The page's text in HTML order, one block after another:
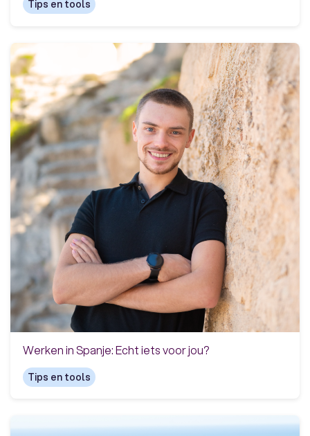
Tips en tools
Werken in Spanje: Echt iets voor jou?
Tips en tools